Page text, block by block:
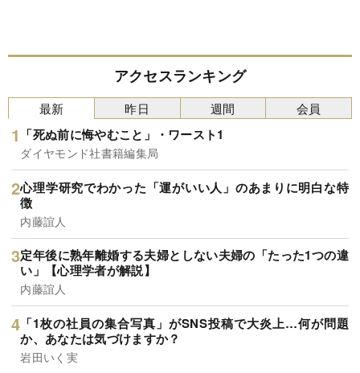
アクセスランキング
最新
「死ぬ前に悔やむこと」・ワースト1
ダイヤモンド社書籍編集局
心理学研究でわかった「運がいい人」のあまりに明白な特
徴
内藤誼人
定年後に熟年離婚する夫婦としない夫婦の「たった1つの違
い」【心理学者が解説】
内藤誼人
「1枚の社員の集合写真」がSNS投稿で大炎上…何が問題
か、あなたは気づけますか？
岩田いく実
昨日 週間 会員